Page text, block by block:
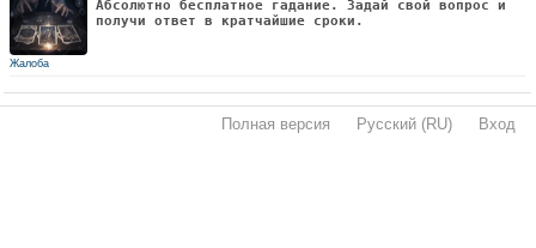
Абсолютно бесплатное гадание. Задай свой вопрос и
получи ответ в кратчайшие сроки.
Жалоба
Полная версия Русский (RU) Вход